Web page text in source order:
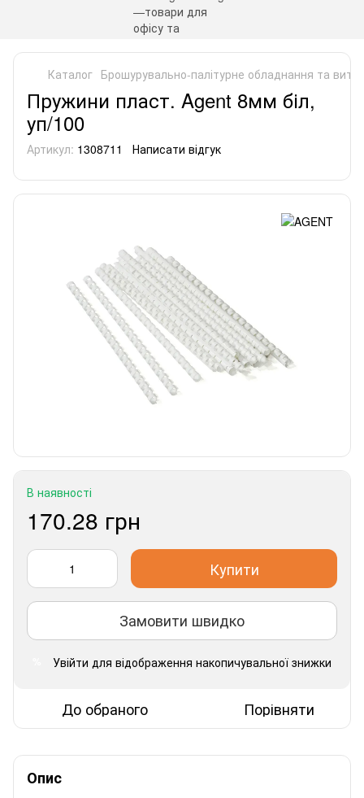
Каталог Брошурувально-палітурне обладнання та
Пружини пласт. Agent 8мм біл,
уп/100
Артикул: 1308711 Написати відгук
В наявності
170.28 грн
Купити
Замовити швидко
Увійти для відображення накопичувальної знижки
До обраного Порівняти
Опис